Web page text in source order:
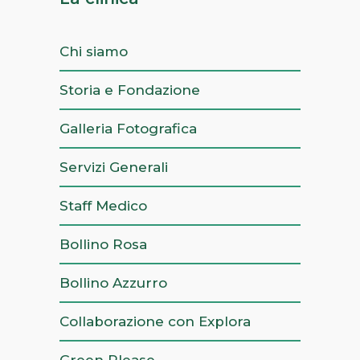
Chi siamo
Storia e Fondazione
Galleria Fotografica
Servizi Generali
Staff Medico
Bollino Rosa
Bollino Azzurro
Collaborazione con Explora